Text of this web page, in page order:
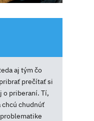
aj tým čo
prečítať si
o priberaní. Tí,
chudnúť